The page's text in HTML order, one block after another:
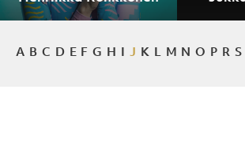
A B C D E F G H I J K L M N O P R S